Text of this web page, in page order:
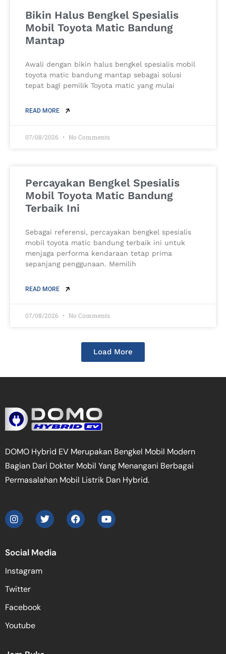
Bikin Halus Bengkel Spesialis
Mobil Toyota Matic Bandung
Mantap
Awali dengan bikin halus bengkel spesialis mobil
toyota matic bandung mantap sebagai solusi
tepat bagi pemilik Toyota matic yang mulai
READ MORE
07/08/2026 No Comments
Percayakan Bengkel Spesialis
Mobil Toyota Matic Bandung
Terbaik Ini
Sebagai referensi, percayakan bengkel spesialis
mobil toyota matic bandung terbaik ini untuk
menjaga performa kendaraan tetap prima
sepanjang penggunaan. Memilih
READ MORE
07/08/2026 No Comments
Load More
DOMO Hybrid EV Merupakan Bengkel Mobil Modern
Bagian Dari Dokter Mobil Yang Menangani Berbagai
Permasalahan Mobil Listrik Dan Hybrid.
Social Media
Instagram
Twitter
Facebook
Youtube